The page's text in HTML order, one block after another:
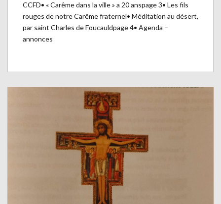
CCFD• « Carême dans la ville » a 20 anspage 3• Les fils
rouges de notre Carême fraternel• Méditation au désert,
par saint Charles de Foucauldpage 4• Agenda –
annonces